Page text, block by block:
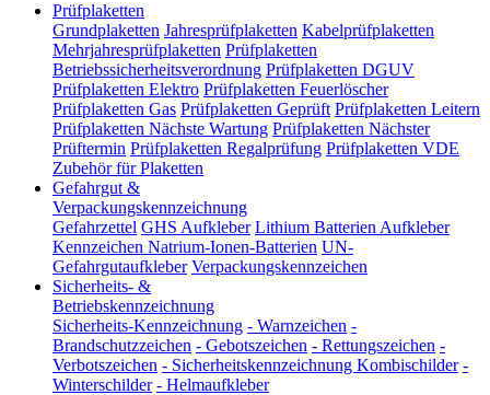
Prüfplaketten
Grundplaketten Jahresprüfplaketten Kabelprüfplaketten
Mehrjahresprüfplaketten Prüfplaketten
Betriebssicherheitsverordnung Prüfplaketten DGUV
Prüfplaketten Elektro Prüfplaketten Feuerlöscher
Prüfplaketten Gas Prüfplaketten Geprüft Prüfplaketten Leitern
Prüfplaketten Nächste Wartung Prüfplaketten Nächster
Prüftermin Prüfplaketten Regalprüfung Prüfplaketten VDE
Zubehör für Plaketten
Gefahrgut &
Verpackungskennzeichnung
Gefahrzettel GHS Aufkleber Lithium Batterien Aufkleber
Kennzeichen Natrium-Ionen-Batterien UN-
Gefahrgutaufkleber Verpackungskennzeichen
Sicherheits- &
Betriebskennzeichnung
Sicherheits-Kennzeichnung - Warnzeichen -
Brandschutzzeichen - Gebotszeichen - Rettungszeichen -
Verbotszeichen - Sicherheitskennzeichnung Kombischilder -
Winterschilder - Helmaufkleber